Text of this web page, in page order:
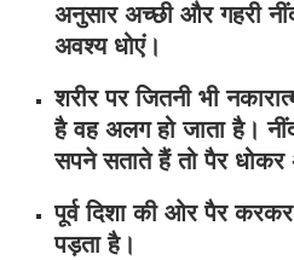
अनुसार अच्छी और गहरी
अवश्य धोएं।
शरीर पर जितनी भी
है वह अलग हो जाता है।
सपने सताते हैं तो पैर
पूर्व दिशा की ओर पैर
पड़ता है।